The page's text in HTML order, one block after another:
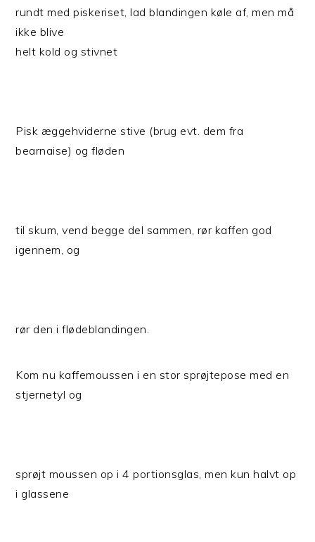
rundt med piskeriset, lad blandingen køle af, men må
ikke blive
helt kold og stivnet
Pisk æggehviderne stive (brug evt. dem fra
bearnaise) og fløden
til skum, vend begge del sammen, rør kaffen god
igennem, og
rør den i flødeblandingen.
Kom nu kaffemoussen i en stor sprøjtepose med en
stjernetyl og
sprøjt moussen op i 4 portionsglas, men kun halvt op
i glassene